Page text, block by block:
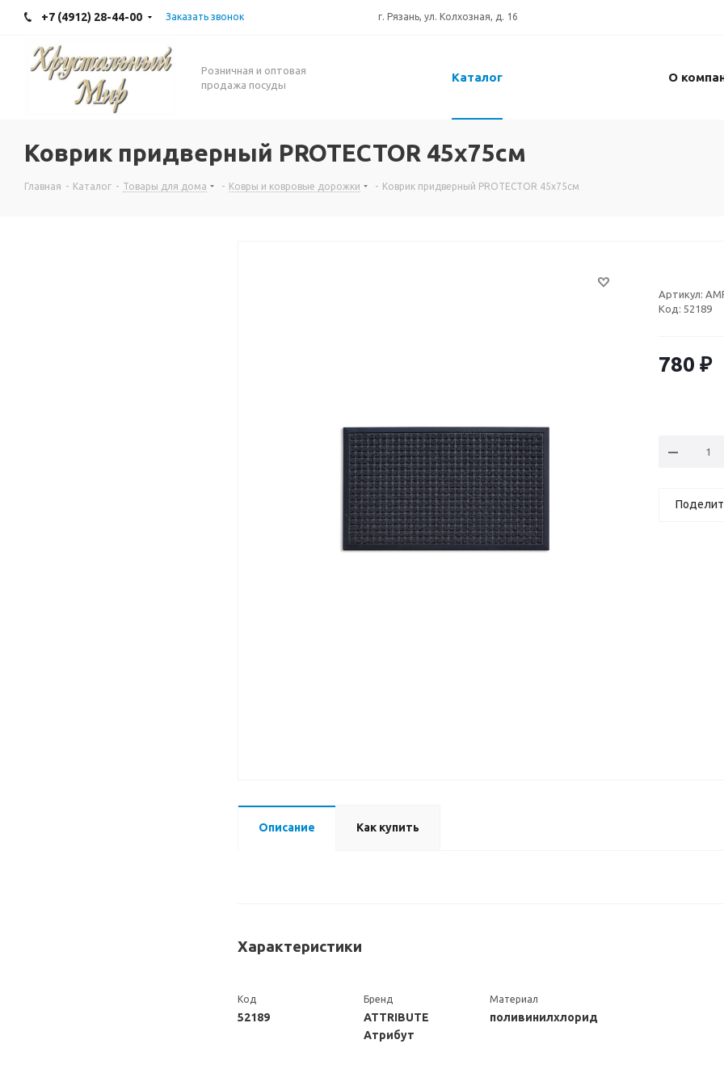
+7 (4912) 28-44-00 Заказать звонок г. Рязань, ул. Колхозная, д. 16
Розничная и оптовая
продажа посуды
Каталог О
Коврик придверный PROTECTOR 45х75см
Главная - Каталог - Товары для дома - Ковры и ковровые дорожки - Коврик придверный PROTECTOR 45х75см
Артикул:
Код: 52189
780 ₽
Описание Как купить
Характеристики
Код
52189
Бренд
ATTRIBUTE
Атрибут
Материал
поливинилхлорид